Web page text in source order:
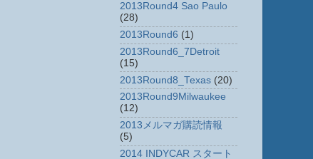
2013Round4 Sao Paulo
(28)
2013Round6 (1)
2013Round6_7Detroit
(15)
2013Round8_Texas (20)
2013Round9Milwaukee
(12)
2013メルマガ購読情報
(5)
2014 INDYCAR スタート